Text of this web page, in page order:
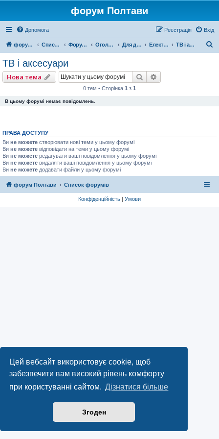
Цей вебсайт використовує cookie, щоб
забезпечити вам високий рівень комфорту
при користуванні сайтом. Дізнатися більше
Згоден
форум Полтави
Допомога Вхід
Реєстрація
форум Полтави Список форумів Форум міста Полтава Оголошення міста Полтава Для домашнього комфорту Електроніка ТВ і аксесуари
ТВ і аксесуари
Нова тема Пошук
0 тем • Сторінка 1 з 1
В цьому форумі немає повідомлень.
ПРАВА ДОСТУПУ
Ви не можете створювати нові теми у цьому форумі
Ви не можете відповідати на теми у цьому форумі
Ви не можете редагувати ваші повідомлення у цьому форумі
Ви не можете видаляти ваші повідомлення у цьому форумі
Ви не можете додавати файли у цьому форумі
форум Полтави Список форумів
Конфіденційність | Умови